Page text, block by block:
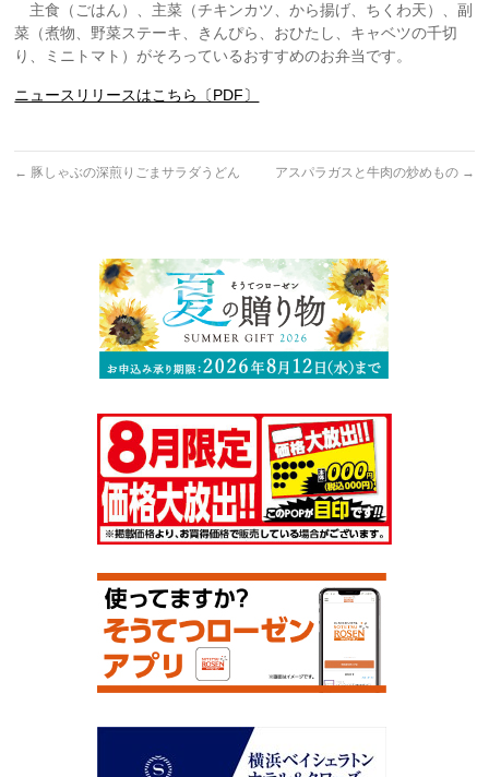
主食（ごはん）、主菜（チキンカツ、から揚げ、ちくわ天）、副
菜（煮物、野菜ステーキ、きんぴら、おひたし、キャベツの千切
り、ミニトマト）がそろっているおすすめのお弁当です。
ニュースリリースはこちら〔PDF〕
← 豚しゃぶの深煎りごまサラダうどん アスパラガスと牛肉の炒めもの →